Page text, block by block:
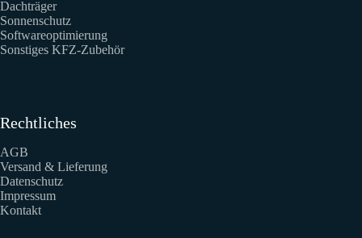
Dachträger
Sonnenschutz
Softwareoptimierung
Sonstiges KFZ-Zubehör
Rechtliches
AGB
Versand & Lieferung
Datenschutz
Impressum
Kontakt